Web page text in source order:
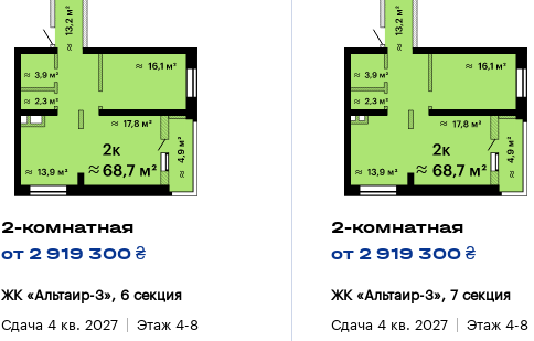
2-комнатная
от 2 919 300 ₴
ЖК «Альтаир-3», 6 секция
Сдача 4 кв. 2027 Этаж 4-8
2-комнатная
от 2 919 300 ₴
ЖК «Альтаир-3», 7 секция
Сдача 4 кв. 2027 Этаж 4-8